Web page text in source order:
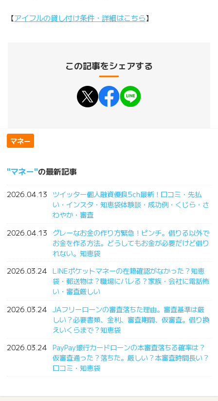
【アイフルの貸し付け条件・詳細はこちら】
この記事をシェアする
マネー
マネー の最新記事
2026.04.13
ツイッター個人融資優良5ch最新！口コミ・先払
い・インスタ・知恵袋体験談・成功例・くじら・さ
わやか・審査
2026.04.13
グレーなお金の作り方緊急！ピンチ。借りる以外で
お金を作る方法。どうしてもお金が必要だけど借り
れない。知恵袋
2026.03.24 LINEポケットマネーの在籍確認がなかった？知恵
袋・郵送物は？職場にバレる？家族・会社に電話怖
い・審査厳しい
2026.03.24 JAフリーローンの審査落ちた理由。審査基準は厳
しい？必要書類、金利、審査期間、仮審査。借り換
えいくらまで？知恵袋
2026.03.24 PayPay銀行カードローンの本審査落ちる確率は？
仮審査通った？落ちた。厳しい？本審査時間長い？
口コミ・知恵袋